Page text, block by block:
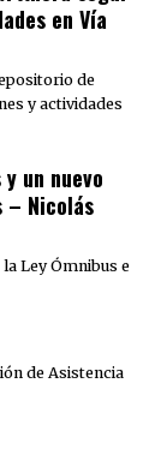
en Vía
de
y actividades
un nuevo
– Nicolás
Ley Ómnibus e
de Asistencia